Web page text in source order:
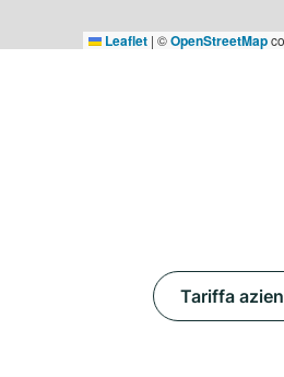
Leaflet | ©OpenStreetMap
Tariffa